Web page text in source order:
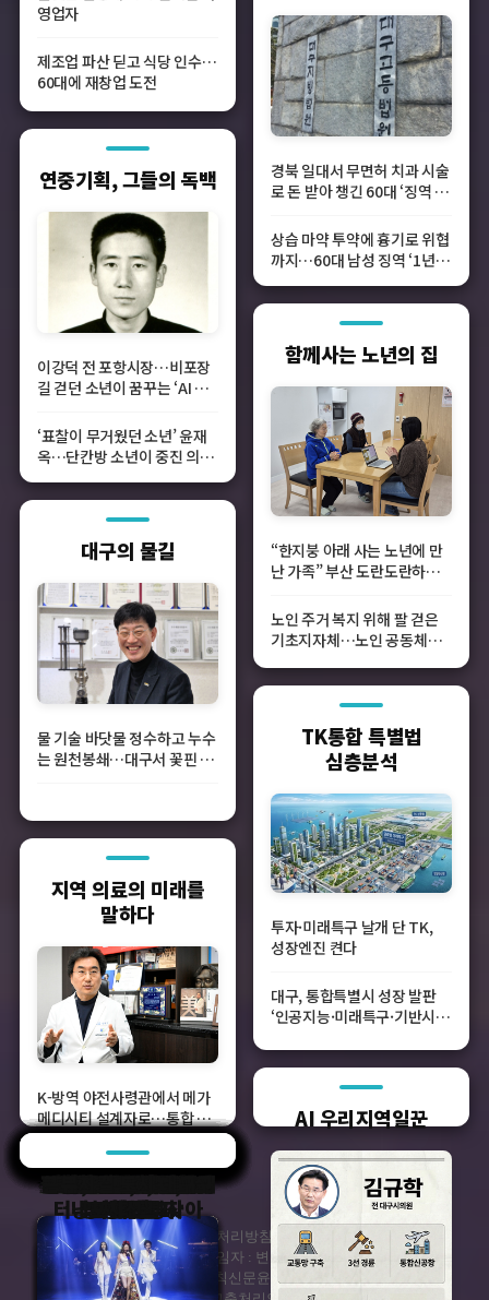
영업자
제조업 파산 딛고 식당 인수…
60대에 재창업 도전
경북 일대서 무면허 치과 시술
로 돈 받아 챙긴 60대 ‘징역 2
상습 마약 투약에 흉기로 위협
까지…60대 남성 징역 ‘1년 6
연중기획, 그들의 독백
이강덕 전 포항시장…비포장
길 걷던 소년이 꿈꾸는 ‘AI 고
‘표찰이 무거웠던 소년’ 윤재
옥…단칸방 소년이 중진 의원
함께사는 노년의 집
“한지붕 아래 사는 노년에 만
난 가족” 부산 도란도란하우
노인 주거 복지 위해 팔 걷은
기초지자체…노인 공동체형
확산
대구의 물길
물 기술 바닷물 정수하고 누수
는 원천봉쇄…대구서 꽃핀 ‘물
TK통합 특별법
심층분석
투자·미래특구 날개 단 TK,
성장엔진 켠다
대구, 통합특별시 성장 발판
‘인공지능·미래특구·기반시
지역 의료의 미래를
말하다
K-방역 야전사령관에서 메가
메디시티 설계자로…통합 대
구경북 청사진 그려
“절단 직전 다리도 다시 걷게
한다”…골연장 수술 선구자
김성중 대한골연장변형교정
학회장
AI 우리지역일꾼
TK ‘뺄셈정치’ 잔혹사
내이름은 투사
시대
고물가시대 작은 위로
벤처·스타트업 현주소
사람들
Season 1
인재 양성소 직업계高
지방의원 공약 추적단
열전
청소년
만주기행
양극화 넘기
길 위의 차별을 넘어서
터닝포인트를 찾아
평범한 이웃의 눈부신
재테크
차선'
콘텐츠로 말하는 대구
회사소개개인정보처리방침 구독신청
광고안내
청소년 보호정책(책임자 : 변종현)언론 윤리 강령
AI 활용 윤리강령 및 보도준칙 신문윤리위 서약서
독자권익위원회